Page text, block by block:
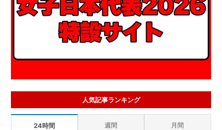
人気記事ランキング
24時間 週間 月間